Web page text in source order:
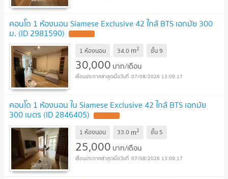
คอนโด 1 ห้องนอน Siamese Exclusive 42 ใกล้ BTS เอกมัย 300
ม. (ID 2981590)
1 ห้องนอน 34.0 m2 ชั้น9
30,000 บาท/เดือน
07/08/2026 13:09:17
คอนโด 1 ห้องนอน ใน Siamese Exclusive 42 ใกล้ BTS เอกมัย
300 เมตร (ID 2846405)
1 ห้องนอน 33.0 m2 ชั้น 5
25,000 บาท/เดือน
07/08/2026 13:09:17